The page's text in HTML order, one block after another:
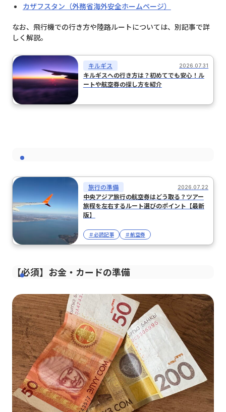
カザフスタン（外務省海外安全ホームページ）
なお、飛行機での行き方や陸路ルートについては、別記事で詳
しく解説。
キルギス 2026.07.31
キルギスへの行き方は？初めてでも安心！ル
ートや航空券の探し方を紹介
旅行の準備 2026.07.22
中央アジア旅行の航空券はどう取る？ツアー
旅程を左右するルート選びのポイント【最新
版】
＃必読記事 ＃航空券
【必須】お金・カードの準備